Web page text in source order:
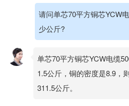
请问单芯70平方铜芯YCW
少公斤?
单芯70平方铜芯YCW电缆
1.5公斤，铜的密度是8.9，
311.5公斤。